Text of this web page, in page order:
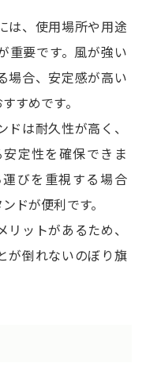
は、使用場所や用途
重要です。風が強い
場合、安定感が高い
すめです。
は耐久性が高く、
定性を確保できま
びを重視する場合
ドが便利です。
ットがあるため、
が倒れないのぼり旗